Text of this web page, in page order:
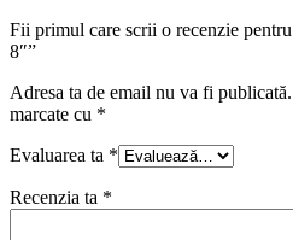
Fii primul care scrii o recenzie
8″”
Adresa ta de email nu va fi publicată.
marcate cu *
Evaluarea ta *
Recenzia ta *